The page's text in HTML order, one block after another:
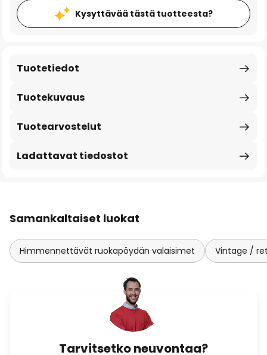
Kysyttävää tästä tuotteesta?
Tuotekuvaus
Tuotetiedot
Tuotearvostelut
Ladattavat tiedostot
Samankaltaiset luokat
Himmennettävät ruokapöydän valaisimet Vintage /
Tarvitsetko neuvontaa?